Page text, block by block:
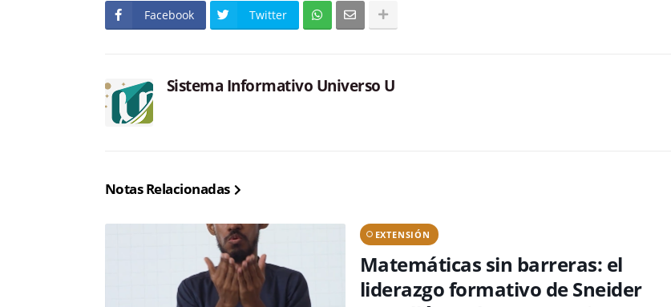
Facebook Twitter
Sistema Informativo Universo U
Notas Relacionadas
EXTENSIÓN
Matemáticas sin barreras: el
liderazgo formativo de Sneider